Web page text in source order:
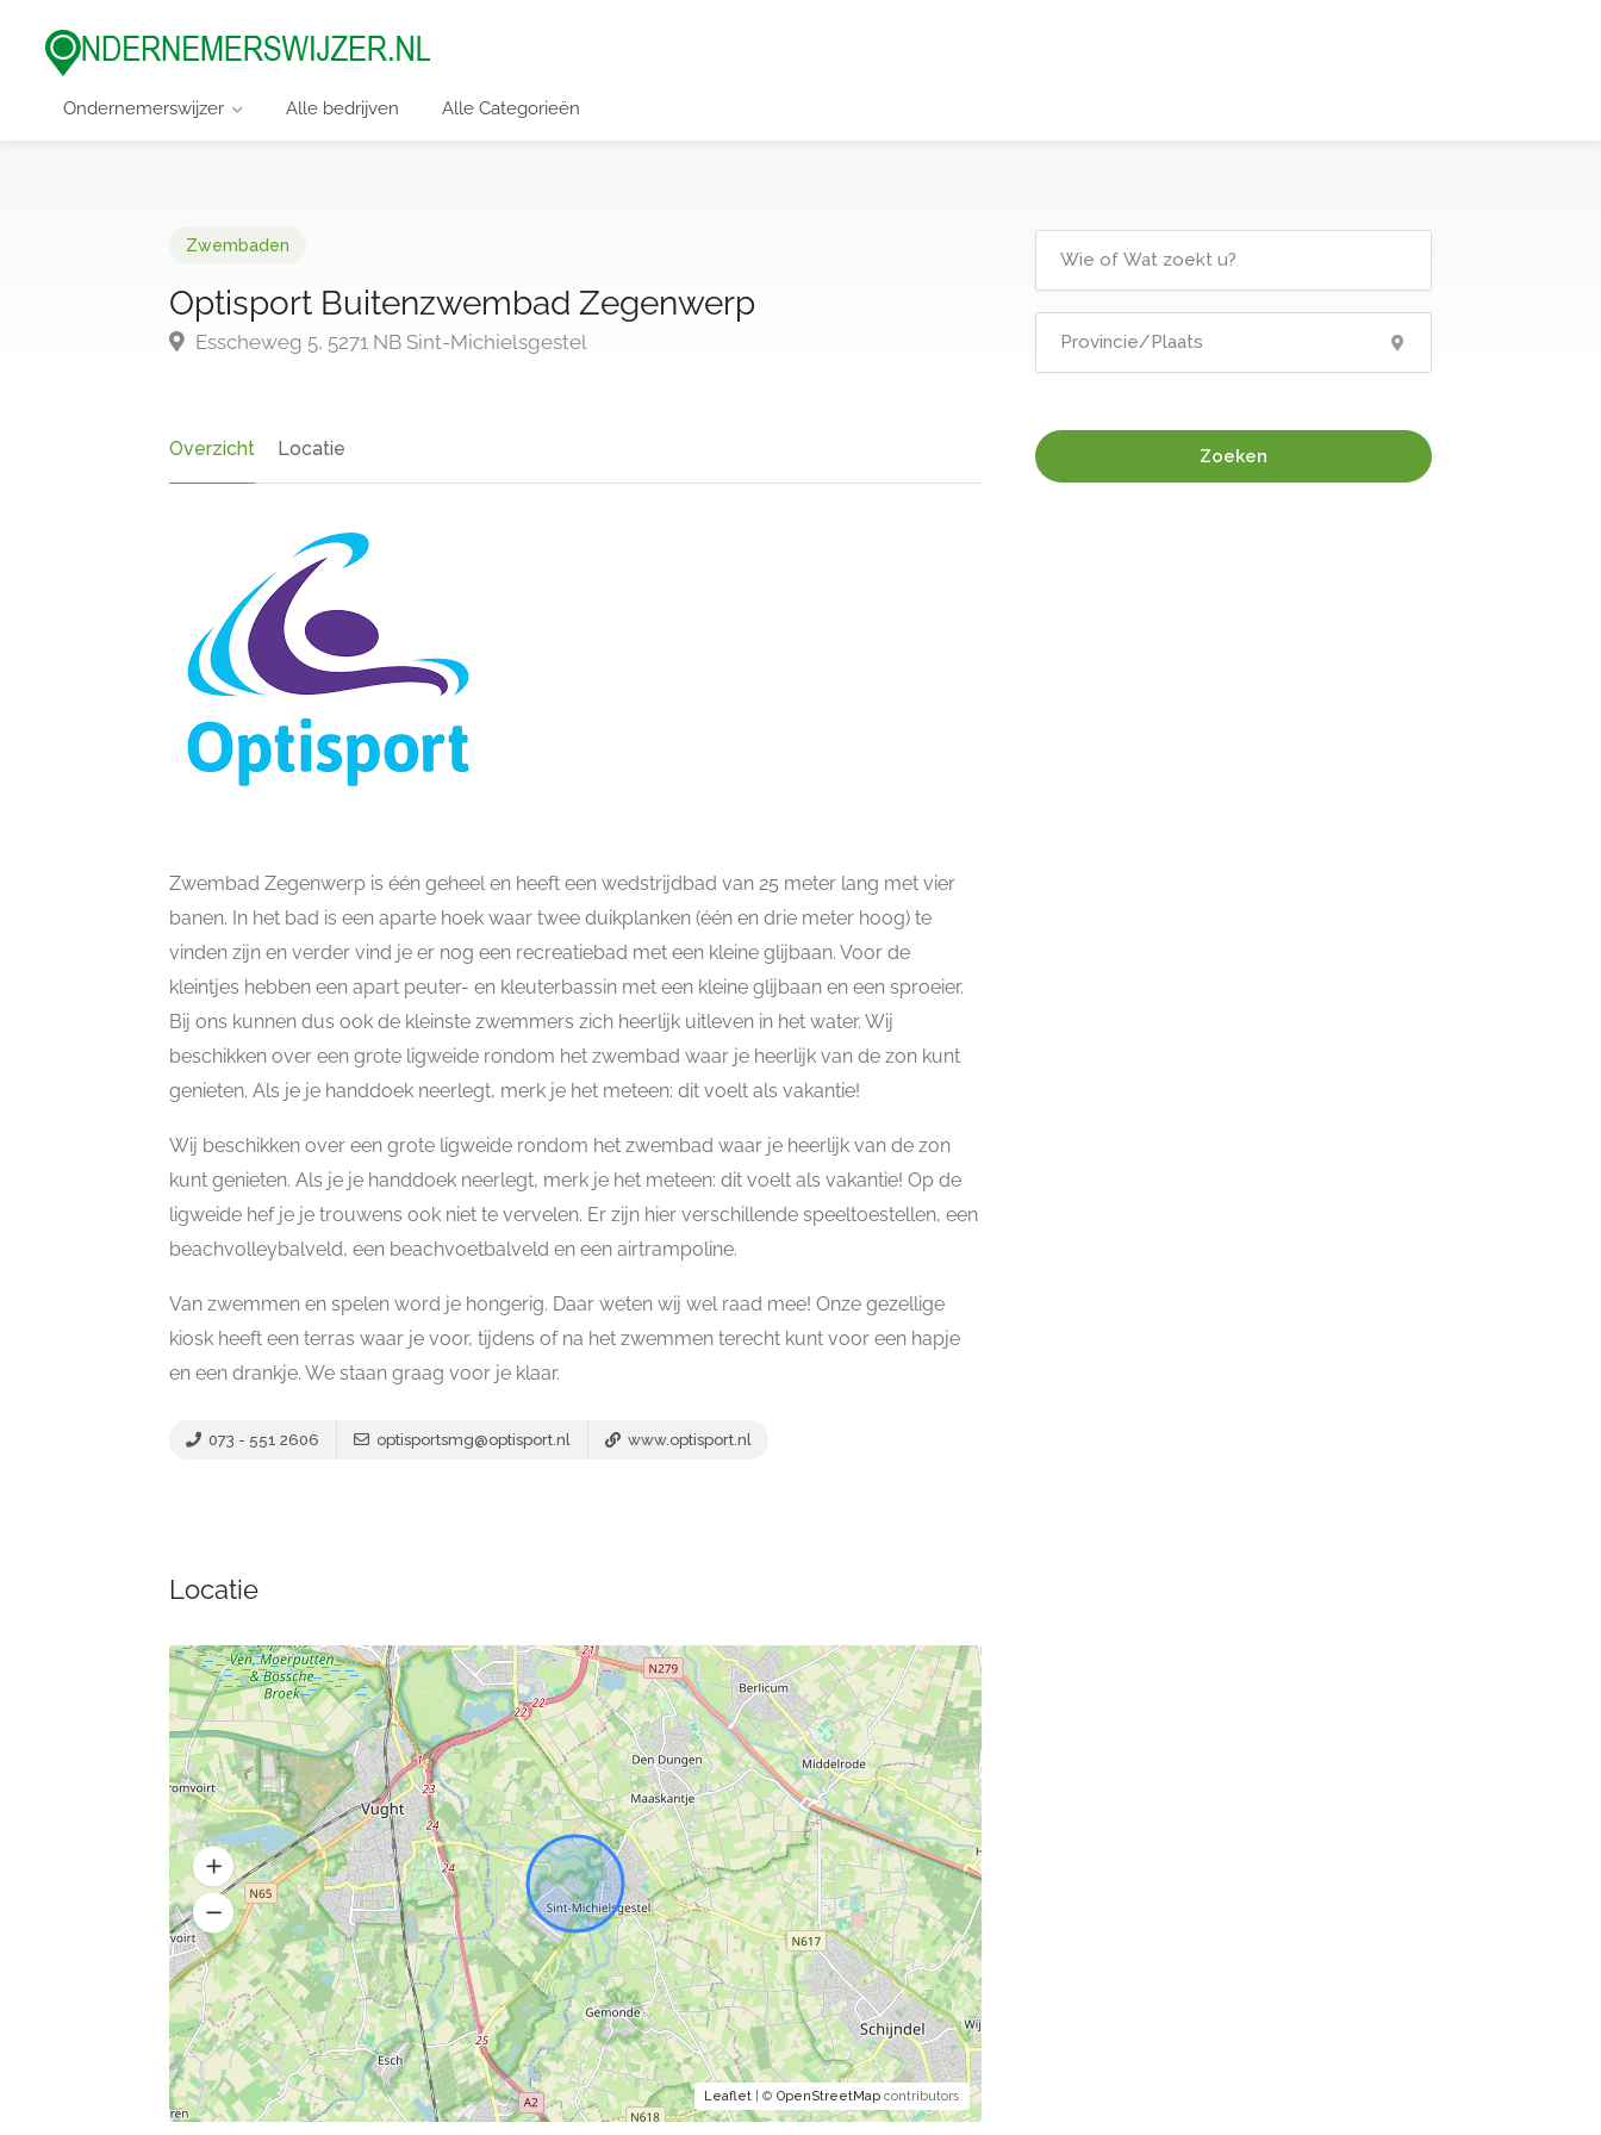
Ondernemerswijzer Alle bedrijven Alle Categorieën
Zwembaden
Optisport Buitenzwembad Zegenwerp
Esscheweg 5, 5271 NB Sint-Michielsgestel
Overzicht Locatie
Zwembad Zegenwerp is één geheel en heeft een wedstrijdbad van 25 meter lang met vier
banen. In het bad is een aparte hoek waar twee duikplanken (één en drie meter hoog) te
vinden zijn en verder vind je er nog een recreatiebad met een kleine glijbaan. Voor de
kleintjes hebben een apart peuter- en kleuterbassin met een kleine glijbaan en een sproeier.
Bij ons kunnen dus ook de kleinste zwemmers zich heerlijk uitleven in het water. Wij
beschikken over een grote ligweide rondom het zwembad waar je heerlijk van de zon kunt
genieten. Als je je handdoek neerlegt, merk je het meteen: dit voelt als vakantie!
Wij beschikken over een grote ligweide rondom het zwembad waar je heerlijk van de zon
kunt genieten. Als je je handdoek neerlegt, merk je het meteen: dit voelt als vakantie! Op de
ligweide hef je je trouwens ook niet te vervelen. Er zijn hier verschillende speeltoestellen, een
beachvolleybalveld, een beachvoetbalveld en een airtrampoline.
Van zwemmen en spelen word je hongerig. Daar weten wij wel raad mee! Onze gezellige
kiosk heeft een terras waar je voor, tijdens of na het zwemmen terecht kunt voor een hapje
en een drankje. We staan graag voor je klaar.
073 - 551 2606 optisportsmg@optisport.nl www.optisport.nl
Locatie
Leaflet| © OpenStreetMapcontributors
Zoeken